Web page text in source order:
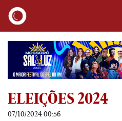
ELEIÇÕES 2024
07/10/2024 00:56